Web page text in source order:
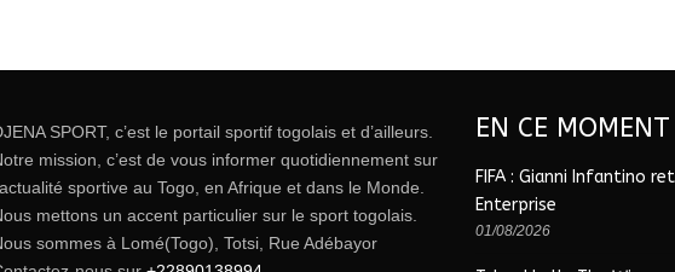
SPORT, c’est le portail sportif togolais et d’ailleurs.
mission, c’est de vous informer quotidiennement sur
sportive au Togo, en Afrique et dans le Monde.
mettons un accent particulier sur le sport togolais.
sommes à Lomé(Togo), Totsi, Rue Adébayor
EN CE MOMENT
FIFA : Gianni Infantino
Enterprise
01/08/2026